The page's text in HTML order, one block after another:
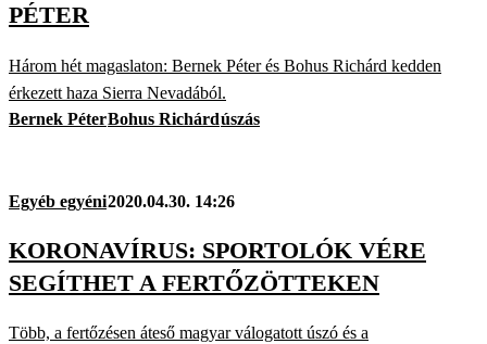
PÉTER
Három hét magaslaton: Bernek Péter és Bohus Richárd kedden
érkezett haza Sierra Nevadából.
Bernek PéterBohus Richárdúszás
Egyéb egyéni2020.04.30. 14:26
KORONAVÍRUS: SPORTOLÓK VÉRE
SEGÍTHET A FERTŐZÖTTEKEN
Több, a fertőzésen áteső magyar válogatott úszó és a